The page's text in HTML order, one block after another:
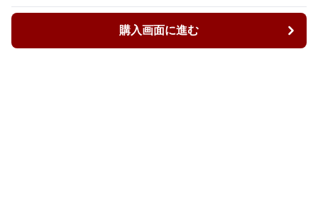
購入画面に進む
購入画面に進む